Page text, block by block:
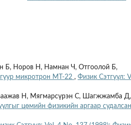
Б, Норов Н, Намнан Ч, Отгоолой Б,
микротрон МТ-22 , Физик Сэтгүүл:
Н, Мягмарсүрэн С, Шагжжамба Д,
цөмийн физикийн аргаар